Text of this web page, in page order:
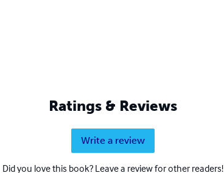
Ratings & Reviews
Write a review
Did you love this book? Leave a review for other readers!